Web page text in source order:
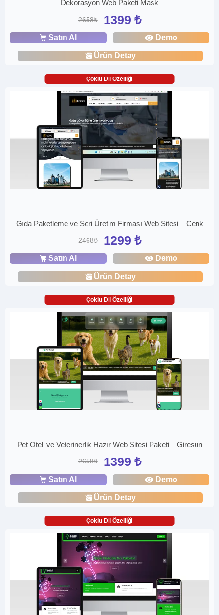
Dekorasyon Web Paketi Mask
2658₺ 1399 ₺
Satın Al Demo
Ürün Detay
Çoklu Dil Özelliği
Gıda Paketleme ve Seri Üretim Firması Web Sitesi – Cenk
2468₺ 1299 ₺
Satın Al Demo
Ürün Detay
Çoklu Dil Özelliği
Pet Oteli ve Veterinerlik Hazır Web Sitesi Paketi – Giresun
2658₺ 1399 ₺
Satın Al Demo
Ürün Detay
Çoklu Dil Özelliği